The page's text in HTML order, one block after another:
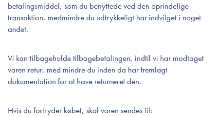
betalingsmiddel, som du benyttede ved den oprindelige
transaktion, medmindre du udtrykkeligt har indvilget i noget
andet.
Vi kan tilbageholde tilbagebetalingen, indtil vi har modtaget
varen retur, med mindre du inden da har fremlagt
dokumentation for at have returneret den.
Hvis du fortryder købet, skal varen sendes til: